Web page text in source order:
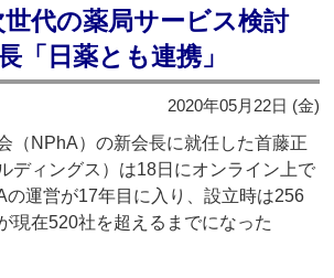
世代の薬局サービス検討
「日薬とも連携」
2020年05月22日 (金)
（NPhA）の新会長に就任した首藤正
ディングス）は18日にオンライン上で
の運営が17年目に入り、設立時は256
現在520社を超えるまでになった